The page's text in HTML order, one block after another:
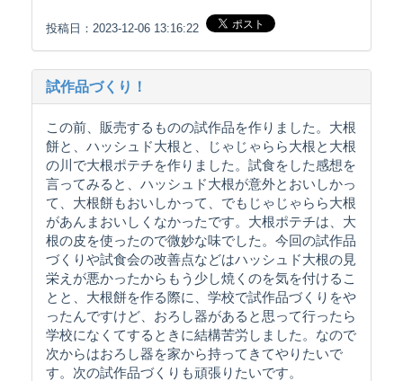
投稿日：2023-12-06 13:16:22
試作品づくり！
この前、販売するものの試作品を作りました。大根
餅と、ハッシュド大根と、じゃじゃらら大根と大根
の川で大根ポテチを作りました。試食をした感想を
言ってみると、ハッシュド大根が意外とおいしかっ
て、大根餅もおいしかって、でもじゃじゃらら大根
があんまおいしくなかったです。大根ポテチは、大
根の皮を使ったので微妙な味でした。今回の試作品
づくりや試食会の改善点などはハッシュド大根の見
栄えが悪かったからもう少し焼くのを気を付けるこ
とと、大根餅を作る際に、学校で試作品づくりをや
ったんですけど、おろし器があると思って行ったら
学校になくてするときに結構苦労しました。なので
次からはおろし器を家から持ってきてやりたいで
す。次の試作品づくりも頑張りたいです。